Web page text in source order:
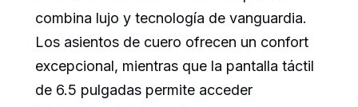
combina lujo y tecnología de vanguardia.
Los asientos de cuero ofrecen un confort
excepcional, mientras que la pantalla táctil
de 6.5 pulgadas permite acceder